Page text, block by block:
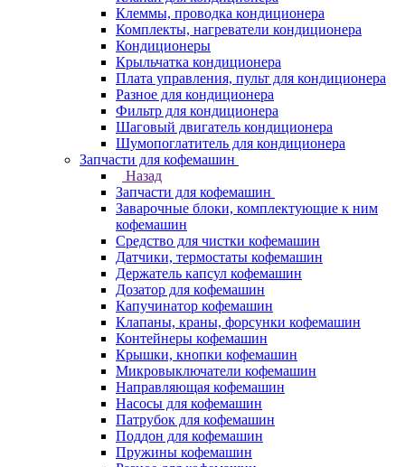
Клеммы, проводка кондиционера
Комплекты, нагреватели кондиционера
Кондиционеры
Крыльчатка кондиционера
Плата управления, пульт для кондиционера
Разное для кондиционера
Фильтр для кондиционера
Шаговый двигатель кондиционера
Шумопоглатитель для кондиционера
Запчасти для кофемашин
Назад
Запчасти для кофемашин
Заварочные блоки, комплектующие к ним
кофемашин
Средство для чистки кофемашин
Датчики, термостаты кофемашин
Держатель капсул кофемашин
Дозатор для кофемашин
Капучинатор кофемашин
Клапаны, краны, форсунки кофемашин
Контейнеры кофемашин
Крышки, кнопки кофемашин
Микровыключатели кофемашин
Направляющая кофемашин
Насосы для кофемашин
Патрубок для кофемашин
Поддон для кофемашин
Пружины кофемашин